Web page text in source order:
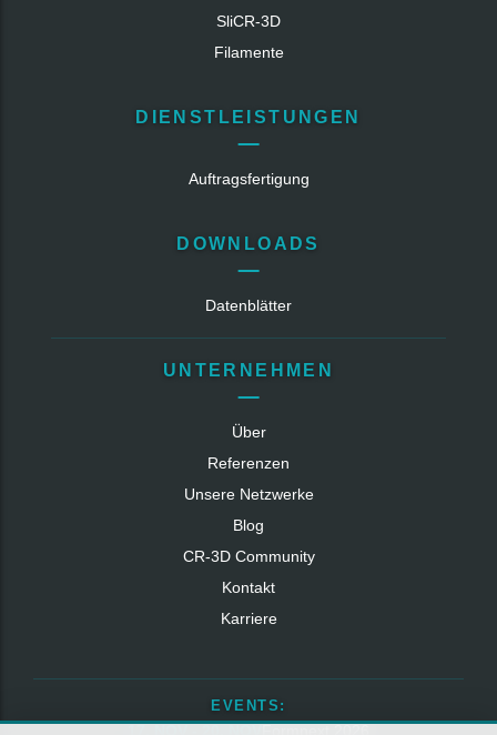
SliCR‑3D
Filamente
DIENSTLEISTUNGEN
Auftragsfertigung
DOWNLOADS
Datenblätter
UNTERNEHMEN
Über
Referenzen
Unsere Netzwerke
Blog
CR‑3D Community
Kontakt
Karriere
EVENTS: